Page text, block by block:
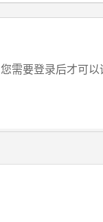
您需要登录后才可以